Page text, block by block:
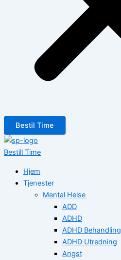
Bestil Time
Bestill Time
Hjem
Tjenester
Mental Helse
ADD
ADHD
ADHD Behandling
ADHD Utredning
Angst